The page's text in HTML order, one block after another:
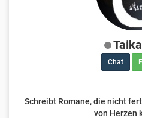
Chat
Schreibt Romane, die nicht
von Herzen